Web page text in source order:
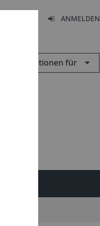
ANMELDEN
Informationen für